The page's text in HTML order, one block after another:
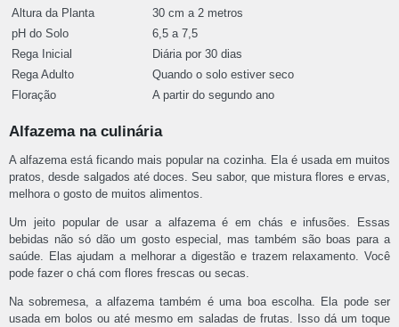
Altura da Planta
30 cm a 2 metros
pH do Solo
6,5 a 7,5
Rega Inicial
Diária por 30 dias
Rega Adulto
Quando o solo estiver seco
Floração
A partir do segundo ano
Alfazema na culinária
A alfazema está ficando mais popular na cozinha. Ela é usada em muitos
pratos, desde salgados até doces. Seu sabor, que mistura flores e ervas,
melhora o gosto de muitos alimentos.
Um jeito popular de usar a alfazema é em chás e infusões. Essas
bebidas não só dão um gosto especial, mas também são boas para a
saúde. Elas ajudam a melhorar a digestão e trazem relaxamento. Você
pode fazer o chá com flores frescas ou secas.
Na sobremesa, a alfazema também é uma boa escolha. Ela pode ser
usada em bolos ou até mesmo em saladas de frutas. Isso dá um toque